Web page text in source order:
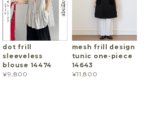
dot frill
sleeveless
blouse 14474
¥9,800
mesh frill design
tunic one-piece
14643
¥11,800